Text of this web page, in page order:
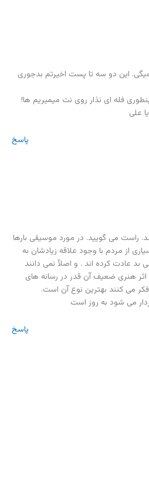
این دو سه تا پست اخیرتم بدجوری
فله ای نذار روی نت میمیریم ها!
علی
پاسخ
راست می گویید. در مورد موسیقی بارها
از مردم با وجود علاقه زیادشان به
عادت کرده اند . و اصلآ نمی دانند
هنری ضعیف آن قدر در رسانه های
می کنند بهترین نوع آن است.
می شود به روز است
پاسخ